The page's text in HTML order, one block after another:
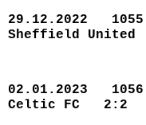
29.12.2022
Sheffield
02.01.2023
Celtic